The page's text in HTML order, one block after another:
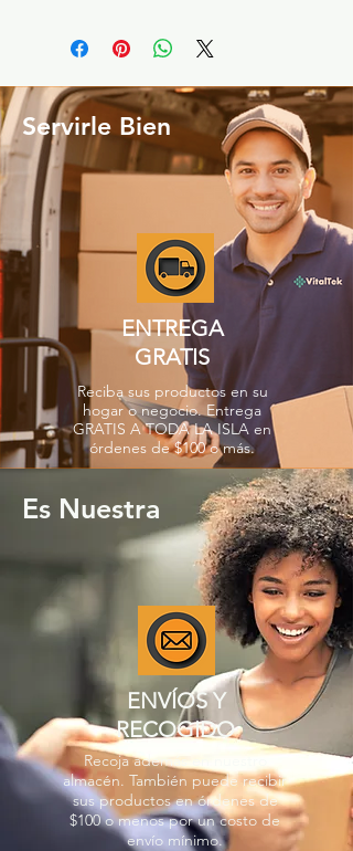
Servirle Bien
ENTREGA
GRATIS
Reciba sus productos en su
hogar o negocio. Entrega
GRATIS A TODA LA ISLA en
órdenes de $100 o más.
Es Nuestra
ENVÍOS Y
RECOGIDO
Recoja además en nuestro
almacén. También puede recibir
sus productos en órdenes de
$100 o menos por un costo de
envío mínimo.